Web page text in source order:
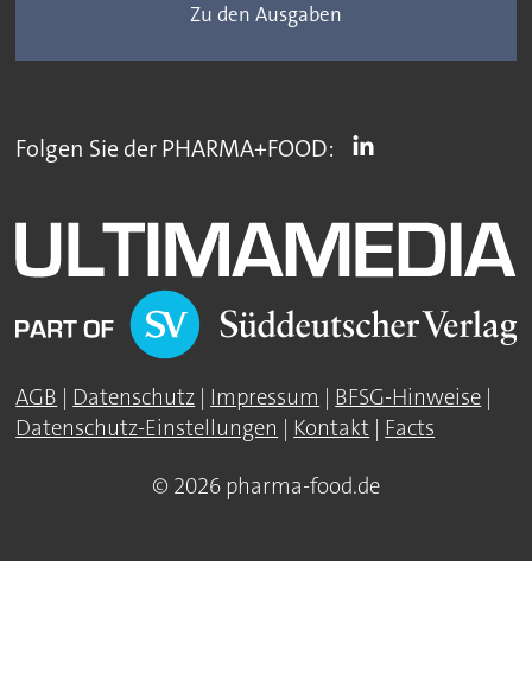
Zu den Ausgaben
Folgen Sie der PHARMA+FOOD:
AGB | Datenschutz | Impressum | BFSG-Hinweise |
Datenschutz-Einstellungen | Kontakt | Facts
© 2026 pharma-food.de